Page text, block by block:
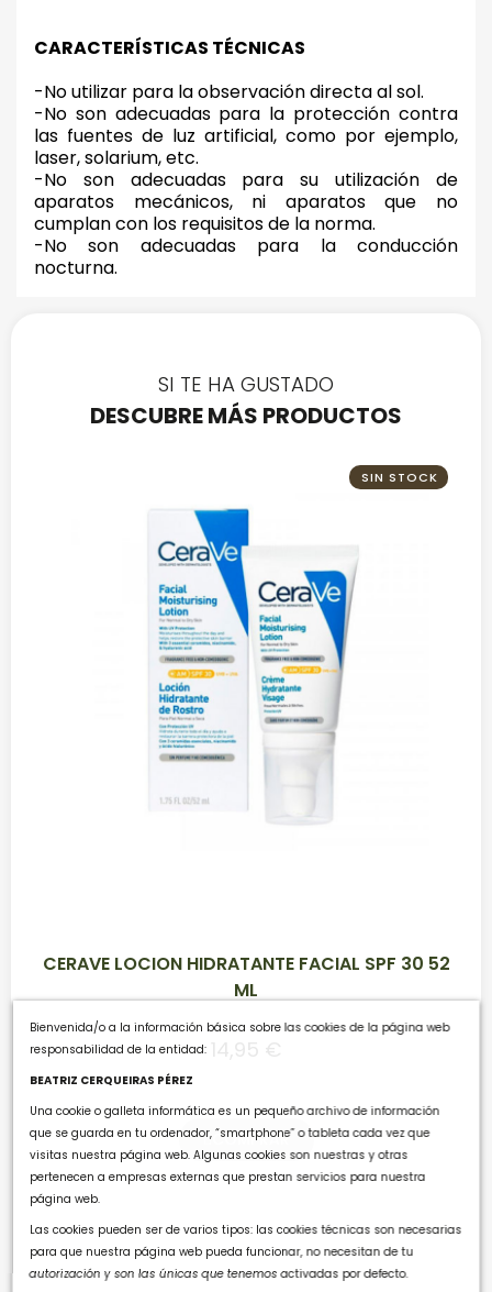
CARACTERÍSTICAS TÉCNICAS
-No utilizar para la observación directa al sol.
-No son adecuadas para la protección contra
las fuentes de luz artificial, como por ejemplo,
laser, solarium, etc.
-No son adecuadas para su utilización de
aparatos mecánicos, ni aparatos que no
cumplan con los requisitos de la norma.
-No son adecuadas para la conducción
nocturna.
SI TE HA GUSTADO
DESCUBRE MÁS PRODUCTOS
SIN STOCK
CERAVE LOCION HIDRATANTE FACIAL SPF 30 52
ML
COMPRAR
Bienvenida/o a la información básica sobre las cookies de la página web
responsabilidad de la entidad:
BEATRIZ CERQUEIRAS PÉREZ
Una cookie o galleta informática es un pequeño archivo de información
que se guarda en tu ordenador, “smartphone” o tableta cada vez que
visitas nuestra página web. Algunas cookies son nuestras y otras
pertenecen a empresas externas que prestan servicios para nuestra
página web.
Las cookies pueden ser de varios tipos: las cookies técnicas son necesarias
para que nuestra página web pueda funcionar, no necesitan de tu
autorización y son las únicas que tenemos activadas por defecto.